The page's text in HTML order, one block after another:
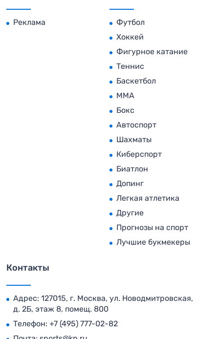
Реклама
Футбол
Хоккей
Фигурное катание
Теннис
Баскетбол
MMA
Бокс
Автоспорт
Шахматы
Киберспорт
Биатлон
Допинг
Легкая атлетика
Другие
Прогнозы на спорт
Лучшие букмекеры
Контакты
Адрес: 127015, г. Москва, ул. Новодмитровская,
д. 2Б, этаж 8, помещ. 800
Телефон: +7 (495) 777-02-82